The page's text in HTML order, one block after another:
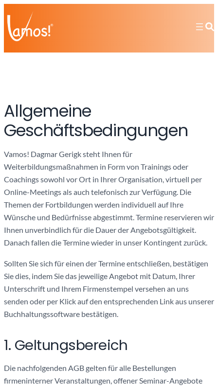
Allgemeine
Geschäftsbedingungen
Vamos! Dagmar Gerigk steht Ihnen für
Weiterbildungsmaßnahmen in Form von Trainings oder
Coachings sowohl vor Ort in Ihrer Organisation, virtuell per
Online-Meetings als auch telefonisch zur Verfügung. Die
Themen der Fortbildungen werden individuell auf Ihre
Wünsche und Bedürfnisse abgestimmt. Termine reservieren wir
Ihnen unverbindlich für die Dauer der Angebotsgültigkeit.
Danach fallen die Termine wieder in unser Kontingent zurück.
Sollten Sie sich für einen der Termine entschließen, bestätigen
Sie dies, indem Sie das jeweilige Angebot mit Datum, Ihrer
Unterschrift und Ihrem Firmenstempel versehen an uns
senden oder per Klick auf den entsprechenden Link aus unserer
Buchhaltungssoftware bestätigen.
1. Geltungsbereich
Die nachfolgenden AGB gelten für alle Bestellungen
firmeninterner Veranstaltungen, offener Seminar-Angebote